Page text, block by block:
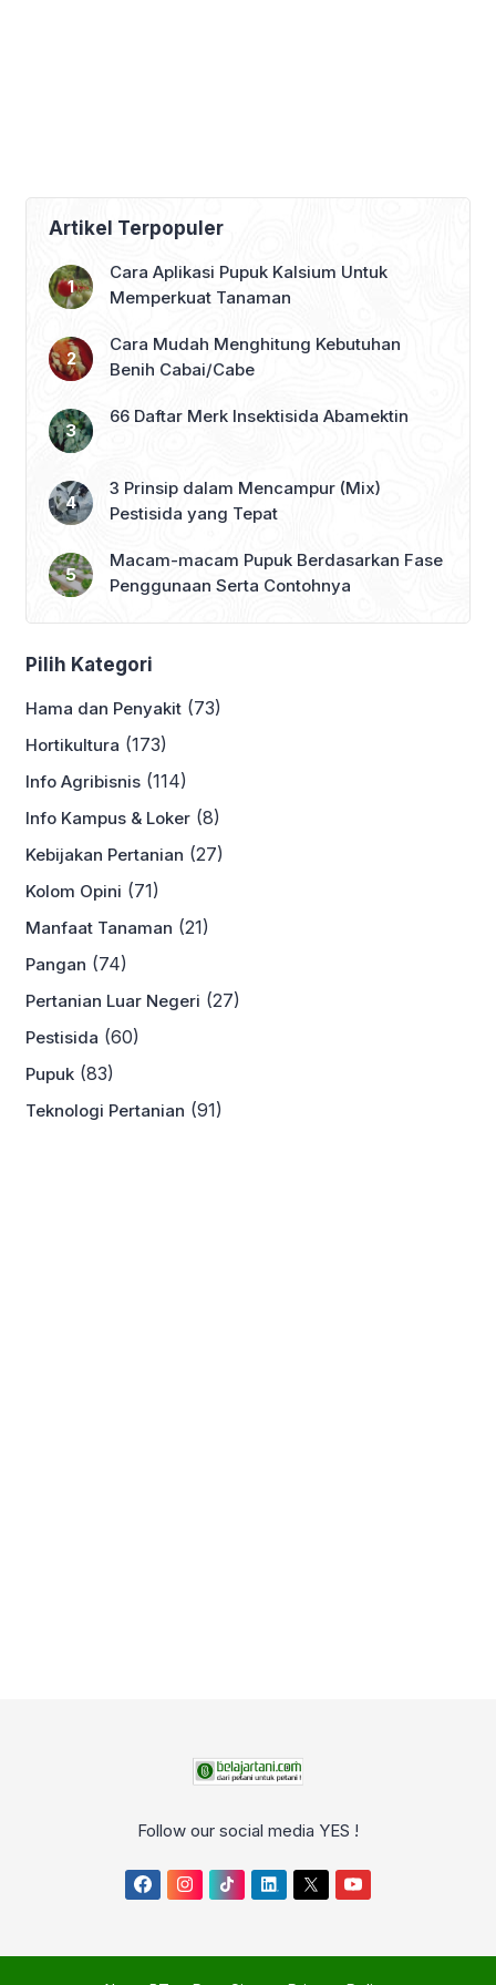
Artikel Terpopuler
Cara Aplikasi Pupuk Kalsium Untuk
Memperkuat Tanaman
Cara Mudah Menghitung Kebutuhan
Benih Cabai/Cabe
66 Daftar Merk Insektisida Abamektin
3 Prinsip dalam Mencampur (Mix)
Pestisida yang Tepat
Macam-macam Pupuk Berdasarkan Fase
Penggunaan Serta Contohnya
Pilih Kategori
Hama dan Penyakit (73)
Hortikultura (173)
Info Agribisnis (114)
Info Kampus & Loker (8)
Kebijakan Pertanian (27)
Kolom Opini (71)
Manfaat Tanaman (21)
Pangan (74)
Pertanian Luar Negeri (27)
Pestisida (60)
Pupuk (83)
Teknologi Pertanian (91)
Follow our social media YES !